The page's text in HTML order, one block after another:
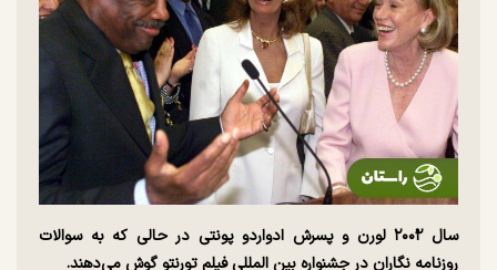
سال ۲۰۰۲ُ لورن و پسرش ادواردو پونتی در حالی که به سوالات
روزنامه نگاران در جشنواره بین المللی فیلم تورنتو گوش می‌دهند.